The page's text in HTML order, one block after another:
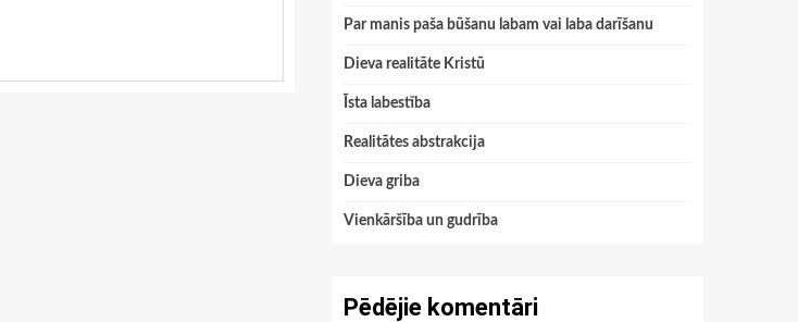
Par manis paša būšanu labam vai laba darīšanu
Dieva realitāte Kristū
Īsta labestība
Realitātes abstrakcija
Dieva griba
Vienkāršība un gudrība
Pēdējie komentāri